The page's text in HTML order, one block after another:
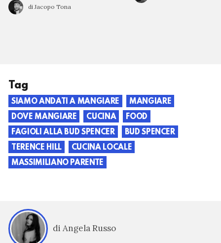
di Jacopo Tona
Tag
SIAMO ANDATI A MANGIARE
MANGIARE
DOVE MANGIARE
CUCINA
FOOD
FAGIOLI ALLA BUD SPENCER
BUD SPENCER
TERENCE HILL
CUCINA LOCALE
MASSIMILIANO PARENTE
di Angela Russo